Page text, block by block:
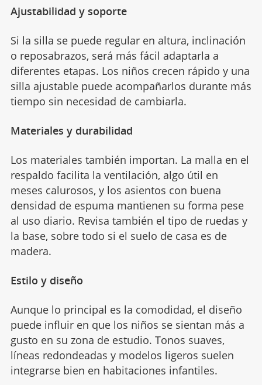
Ajustabilidad y soporte
Si la silla se puede regular en altura, inclinación
o reposabrazos, será más fácil adaptarla a
diferentes etapas. Los niños crecen rápido y una
silla ajustable puede acompañarlos durante más
tiempo sin necesidad de cambiarla.
Materiales y durabilidad
Los materiales también importan. La malla en el
respaldo facilita la ventilación, algo útil en
meses calurosos, y los asientos con buena
densidad de espuma mantienen su forma pese
al uso diario. Revisa también el tipo de ruedas y
la base, sobre todo si el suelo de casa es de
madera.
Estilo y diseño
Aunque lo principal es la comodidad, el diseño
puede influir en que los niños se sientan más a
gusto en su zona de estudio. Tonos suaves,
líneas redondeadas y modelos ligeros suelen
integrarse bien en habitaciones infantiles.